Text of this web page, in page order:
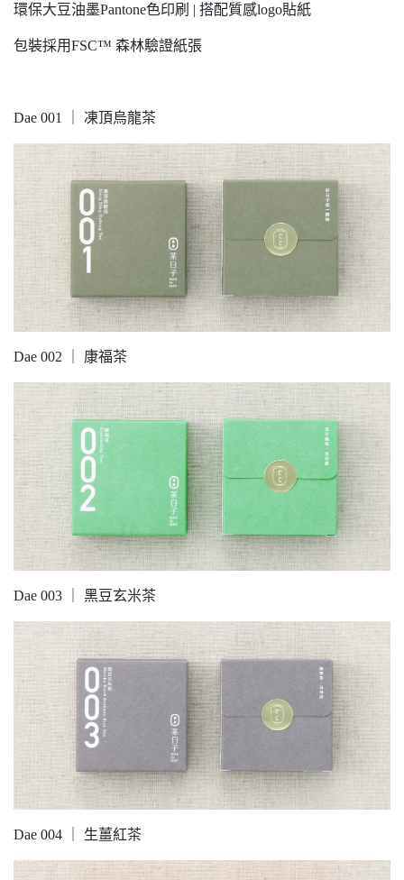
環保大豆油墨Pantone色印刷 | 搭配質感logo貼紙
包裝採用FSC™ 森林驗證紙張
Dae 001 ｜ 凍頂烏龍茶
Dae 002 ｜ 康福茶
Dae 003 ｜ 黑豆玄米茶
Dae 004 ｜ 生薑紅茶